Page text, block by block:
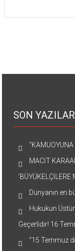
SON YAZILAR
MACİT
’BÜYÜKELÇİLERE
Dünyanın en
Hukukun
Geçerlidir! 16
“15 Temmuz